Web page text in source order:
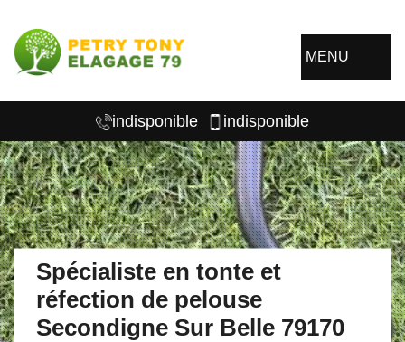
MENU
indisponible indisponible
Spécialiste en tonte et
réfection de pelouse
Secondigne Sur Belle 79170